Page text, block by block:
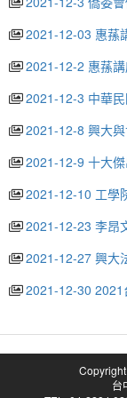
2021-12-03 惠蓀
2021-12-2 惠蓀
2021-12-3 中華
2021-12-8 興大
2021-12-9 十大
2021-12-10 工學
2021-12-23 李昂
2021-12-27 興大
2021-12-30 2021
台